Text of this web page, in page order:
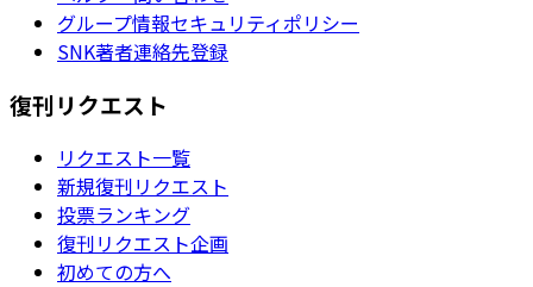
グループ情報セキュリティポリシー
SNK著者連絡先登録
復刊リクエスト
リクエスト一覧
新規復刊リクエスト
投票ランキング
復刊リクエスト企画
初めての方へ